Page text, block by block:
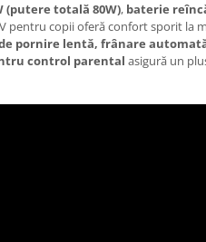
(putere totală 80W), baterie
pentru copii oferă confort sporit la
pornire lentă, frânare
control parental asigură un